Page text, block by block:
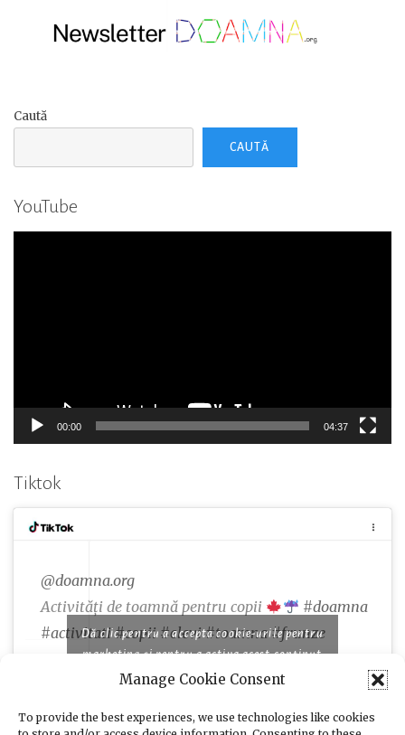
Manage Cookie Consent
To provide the best experiences, we use technologies like cookies
Caută
CAUTĂ
YouTube
00:00 04:37
Tiktok
@doamna.org
Activități de toamnă pentru copii
#doamna
#activitati #copii #elevi #toamna #frunze
♬ Famous piano songs for comedy and cooking
Dă clic pentru a accepta cookie-urile pentru
marketing și pentru a activa acest conținut